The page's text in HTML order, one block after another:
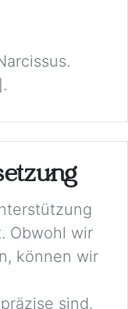
Obwohl wir
können wir
sind.